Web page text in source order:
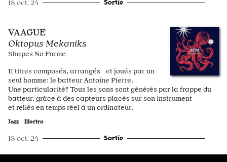
18 oct. 24 Sortie
VAAGUE
Oktopus Mekaniks
Shapes No Frame
11 titres composés, arrangés et joués par un
seul homme: le batteur Antoine Pierre.
Une particularité? Tous les sons sont générés par la frappe du
batteur, grâce à des capteurs placés sur son instrument
et reliés en temps réel à un ordinateur.
Jazz Electro
18 oct. 24 Sortie